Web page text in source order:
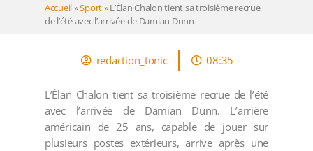
Accueil»Sport»L’Élan Chalon tient sa troisième recrue
de l’été avec l’arrivée de Damian Dunn
redaction_tonic 08:35
L’Élan Chalon tient sa troisième recrue de l’été
avec l’arrivée de Damian Dunn. L’arrière
américain de 25 ans, capable de jouer sur
plusieurs postes extérieurs, arrive après une